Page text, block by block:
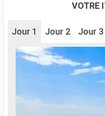
VOTRE
Jour 1 Jour 2 Jour 3